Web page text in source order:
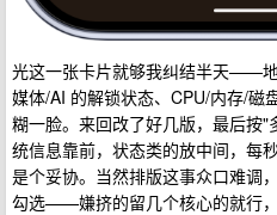
光这一张卡片就够我纠结半天——
媒体/AI 的解锁状态、CPU/内存/
糊一脸。来回改了好几版，最后按
统信息靠前，状态类的放中间，每
是个妥协。当然排版这事众口难调
勾选——嫌挤的留几个核心的就行，